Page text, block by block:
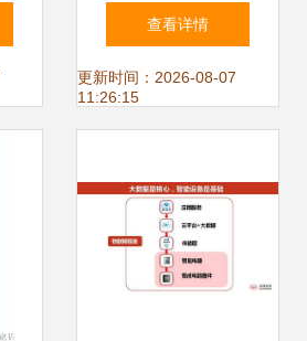
用解析 与你息息相
关的前沿产品
查看详情
更新时间：2026-08-07
11:26:15